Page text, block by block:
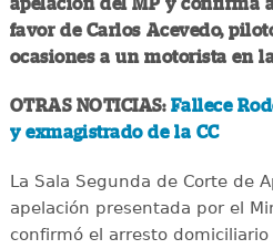
apelación del MP y confirma
favor de Carlos Acevedo,
ocasiones a un motorista en
OTRAS NOTICIAS: Fallece
y exmagistrado de la CC
La Sala Segunda de Corte de
apelación presentada por el
confirmó el arresto domiciliario